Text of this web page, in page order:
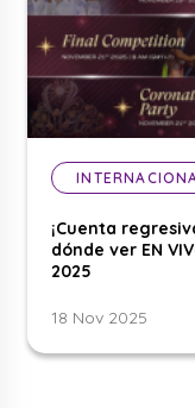
¡Cuenta
dónde ver EN
2025
18 Nov 2025